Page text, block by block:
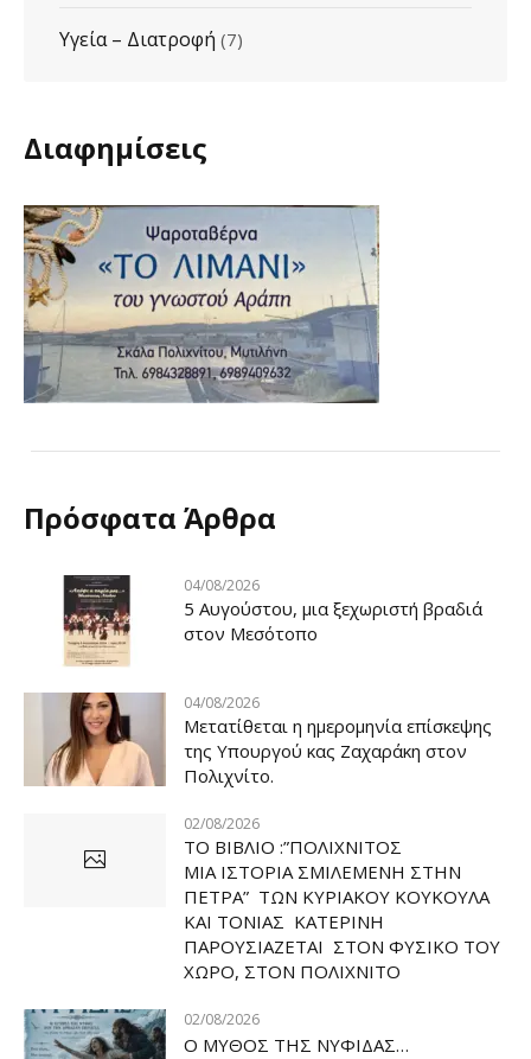
Υγεία – Διατροφή (7)
Διαφημίσεις
Πρόσφατα Άρθρα
04/08/2026
5 Αυγούστου, μια ξεχωριστή βραδιά
στον Μεσότοπο
04/08/2026
Μετατίθεται η ημερομηνία επίσκεψης
της Υπουργού κας Ζαχαράκη στον
Πολιχνίτο.
02/08/2026
ΤΟ ΒΙΒΛΙΟ :”ΠΟΛΙΧΝΙΤΟΣ
ΜΙΑ ΙΣΤΟΡΙΑ ΣΜΙΛΕΜΕΝΗ ΣΤΗΝ
ΠΕΤΡΑ” ΤΩΝ ΚΥΡΙΑΚΟΥ ΚΟΥΚΟΥΛΑ
ΚΑΙ ΤΟΝΙΑΣ ΚΑΤΕΡΙΝΗ
ΠΑΡΟΥΣΙΑΖΕΤΑΙ ΣΤΟΝ ΦΥΣΙΚΟ ΤOY
ΧΩΡΟ, ΣΤΟΝ ΠΟΛΙΧΝΙΤΟ
02/08/2026
Ο ΜΥΘΟΣ ΤΗΣ ΝΥΦΙΔΑΣ…